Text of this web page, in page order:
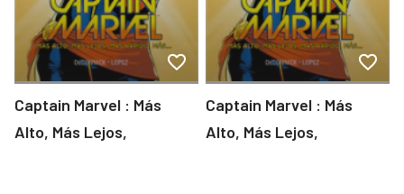
Captain Marvel : Más
Alto, Más Lejos,
Captain Marvel : Más
Alto, Más Lejos,